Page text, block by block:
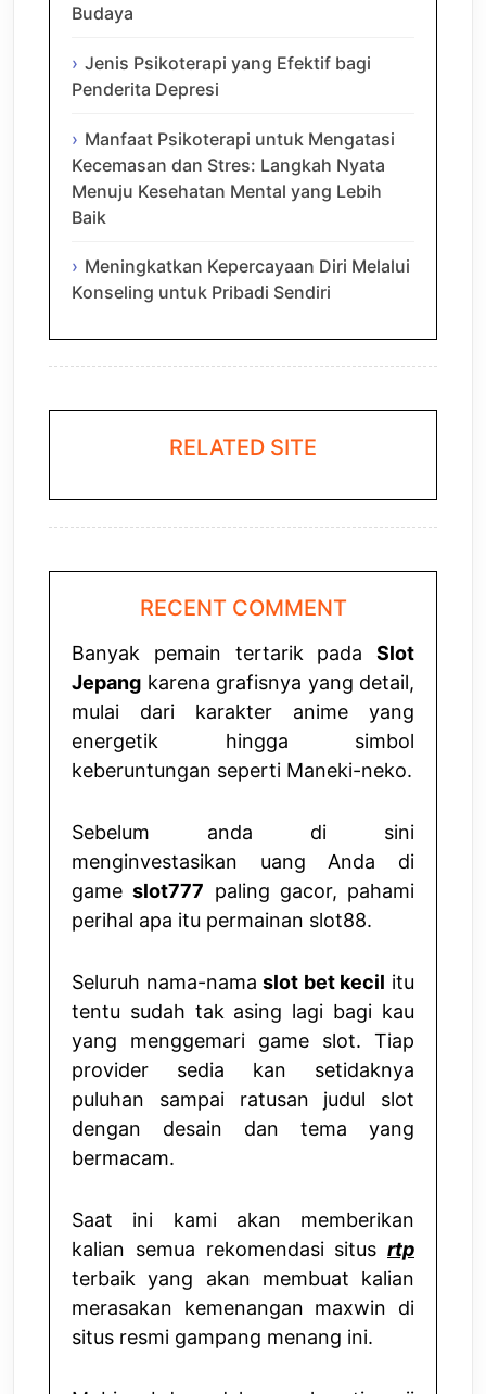
Budaya
Jenis Psikoterapi yang Efektif bagi
Penderita Depresi
Manfaat Psikoterapi untuk Mengatasi
Kecemasan dan Stres: Langkah Nyata
Menuju Kesehatan Mental yang Lebih
Baik
Meningkatkan Kepercayaan Diri Melalui
Konseling untuk Pribadi Sendiri
RELATED SITE
RECENT COMMENT
Banyak pemain tertarik pada Slot
Jepang karena grafisnya yang detail,
mulai dari karakter anime yang
energetik hingga simbol
keberuntungan seperti Maneki-neko.
Sebelum anda di sini
menginvestasikan uang Anda di
gameslot777 paling gacor, pahami
perihal apa itu permainan slot88.
Seluruh nama-namaslot bet kecil itu
tentu sudah tak asing lagi bagi kau
yang menggemari game slot. Tiap
provider sedia kan setidaknya
puluhan sampai ratusan judul slot
dengan desain dan tema yang
bermacam.
Saat ini kami akan memberikan
kalian semua rekomendasi situs rtp
terbaik yang akan membuat kalian
merasakan kemenangan maxwin di
situs resmi gampang menang ini.